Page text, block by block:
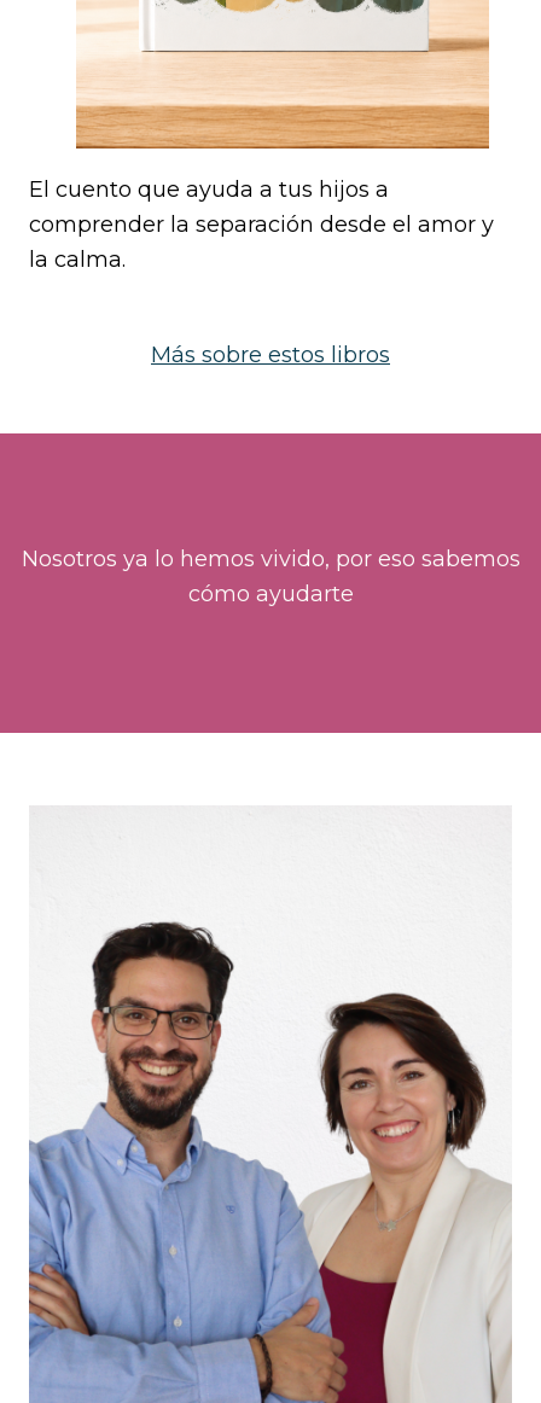
El cuento que ayuda a tus hijos a
comprender la separación desde el amor y
la calma.
Más sobre estos libros
Nosotros ya lo hemos vivido, por eso sabemos
cómo ayudarte